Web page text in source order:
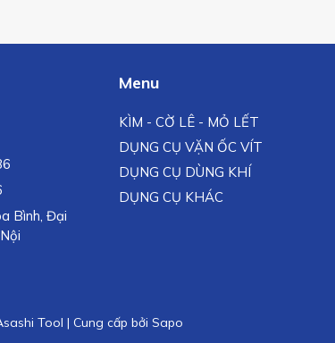
Bình, Đại
Menu
KÌM - CỜ LÊ - MỎ LẾT
DỤNG CỤ VẶN ỐC VÍT
DỤNG CỤ DÙNG KHÍ
DỤNG CỤ KHÁC
Tool | Cung cấp bởi Sapo